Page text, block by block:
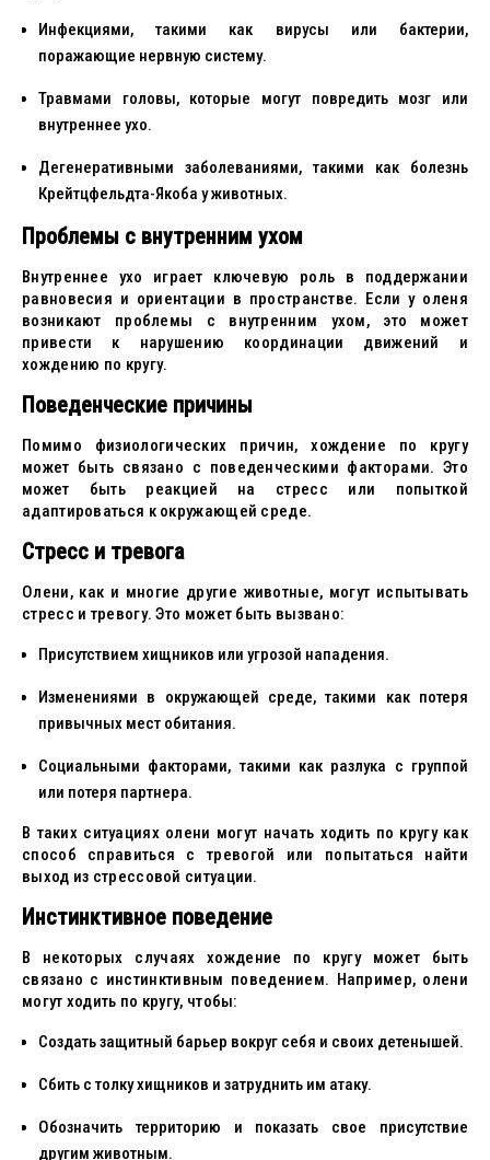
Инфекциями, такими как вирусы или бактерии,
поражающие нервную систему.
Травмами головы, которые могут повредить мозг или
внутреннее ухо.
Дегенеративными заболеваниями, такими как болезнь
Крейтцфельдта-Якоба у животных.
Проблемы с внутренним ухом
Внутреннее ухо играет ключевую роль в поддержании
равновесия и ориентации в пространстве. Если у оленя
возникают проблемы с внутренним ухом, это может
привести к нарушению координации движений и
хождению по кругу.
Поведенческие причины
Помимо физиологических причин, хождение по кругу
может быть связано с поведенческими факторами. Это
может быть реакцией на стресс или попыткой
адаптироваться к окружающей среде.
Стресс и тревога
Олени, как и многие другие животные, могут испытывать
стресс и тревогу. Это может быть вызвано:
Присутствием хищников или угрозой нападения.
Изменениями в окружающей среде, такими как потеря
привычных мест обитания.
Социальными факторами, такими как разлука с группой
или потеря партнера.
В таких ситуациях олени могут начать ходить по кругу как
способ справиться с тревогой или попытаться найти
выход из стрессовой ситуации.
Инстинктивное поведение
В некоторых случаях хождение по кругу может быть
связано с инстинктивным поведением. Например, олени
могут ходить по кругу, чтобы:
Создать защитный барьер вокруг себя и своих детенышей.
Сбить с толку хищников и затруднить им атаку.
Обозначить территорию и показать свое присутствие
другим животным.